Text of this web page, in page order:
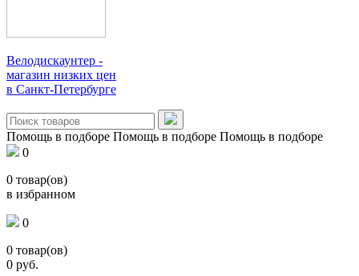
Велодискаунтер -
магазин низких цен
в Санкт-Петербурге
Помощь в подборе Помощь в подборе Помощь в подборе
0
0 товар(ов)
в избранном
0
0 товар(ов)
0 руб.